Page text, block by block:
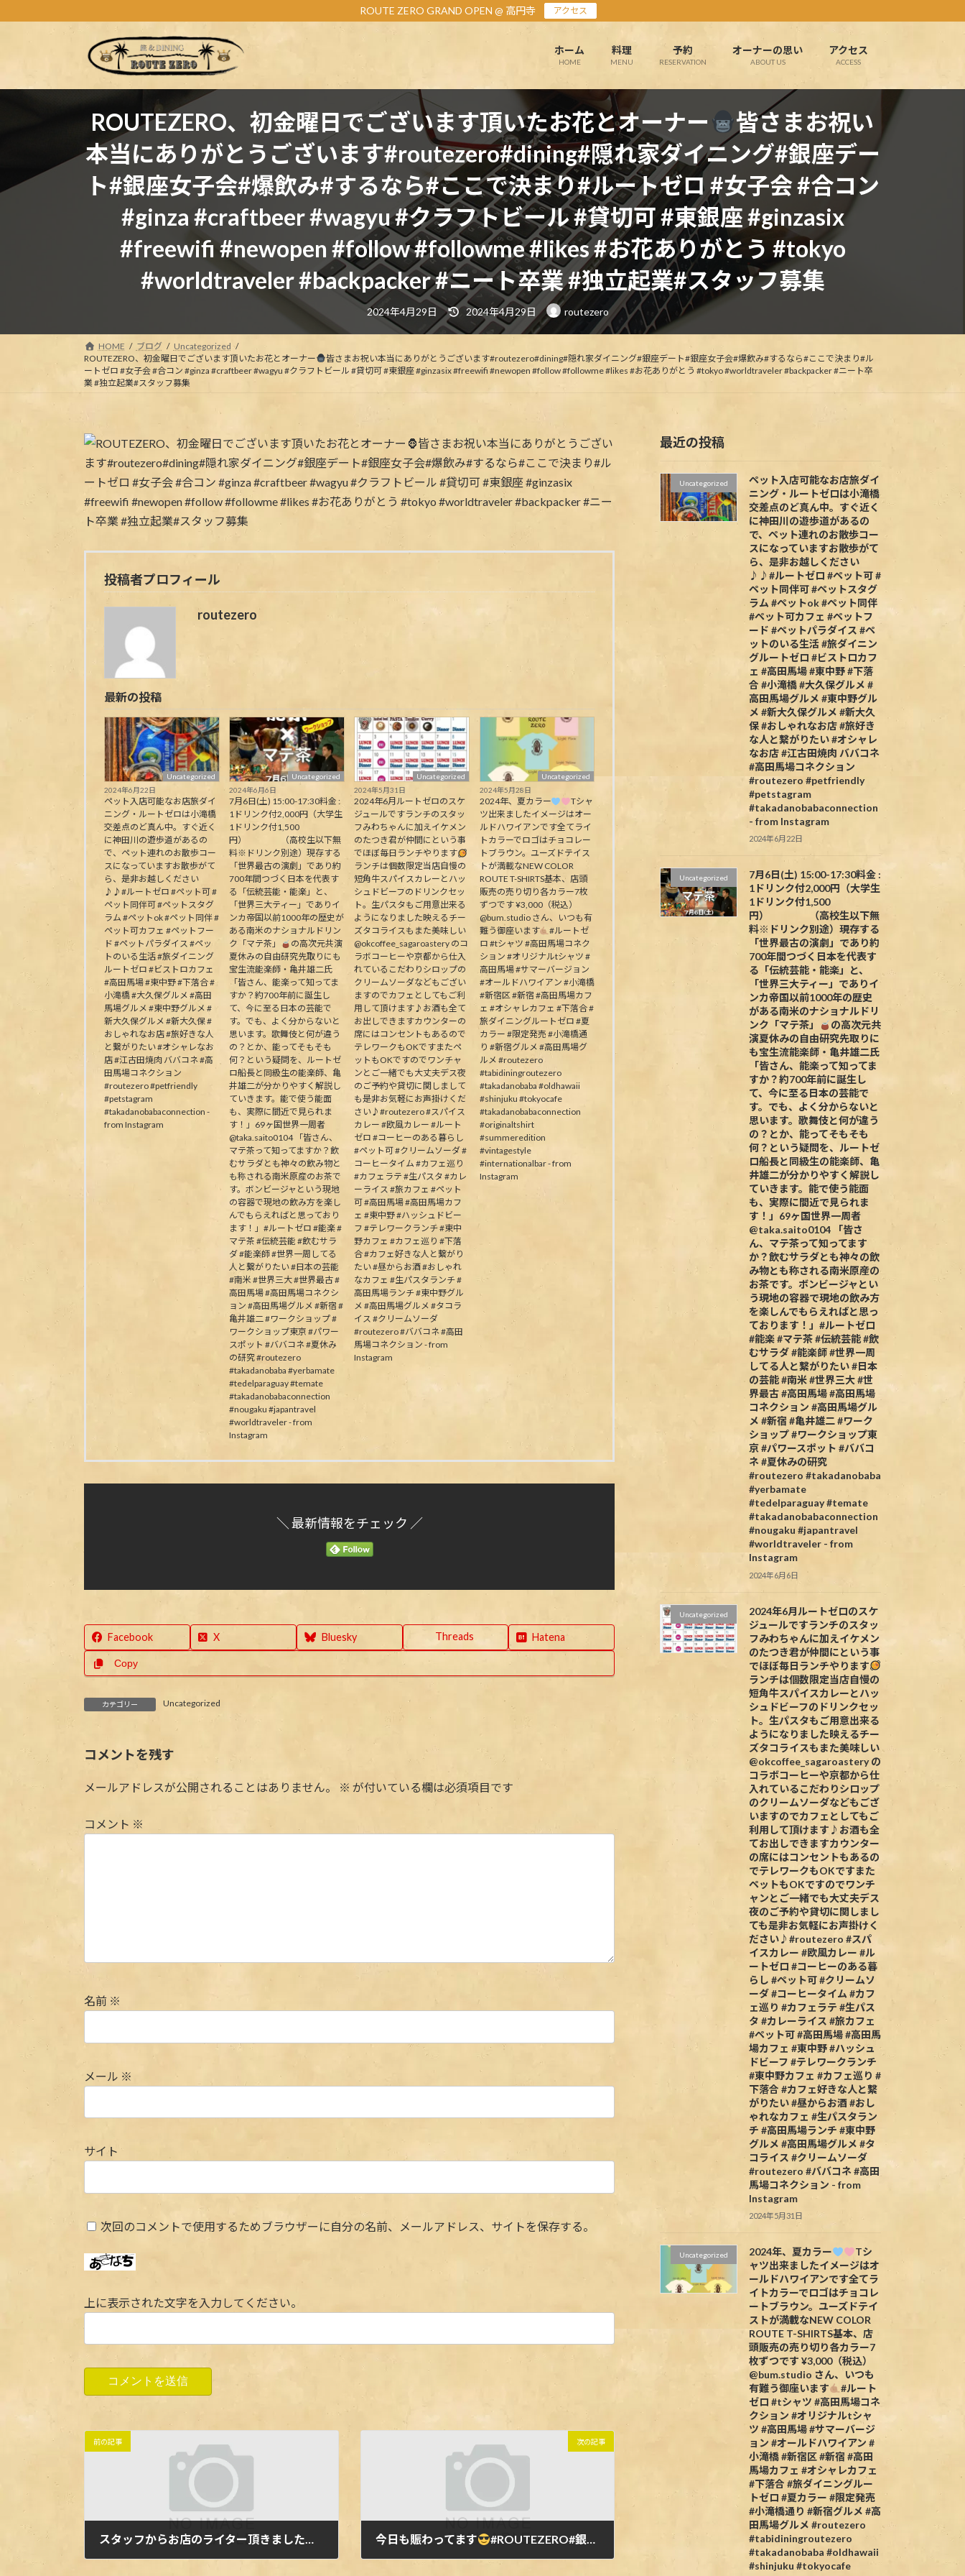
ン
ビ
ROUTE ZERO GRAND OPEN @ 高円寺 アクセス
ホーム
HOME
料理
MENU
予約
RESERVATION
オーナーの思い
ABOUT US
アクセス
ACCESS
ROUTEZERO、初金曜日でございます頂いたお花とオーナー
皆さまお祝い
本当にありがとうございます#routezero#dining#隠れ家ダイニング#銀座デー
ト#銀座女子会#爆飲み#するなら#ここで決まり#ルートゼロ #女子会 #合コン
#ginza #craftbeer #wagyu #クラフトビール #貸切可 #東銀座 #ginzasix
#freewifi #newopen #follow #followme #likes #お花ありがとう #tokyo
#worldtraveler #backpacker #ニート卒業 #独立起業#スタッフ募集
2024年4月29日
最
終
更
新
時
2024年4月29日 routezero
HOME ブログ
Uncategorized
ROUTEZERO、初金曜日でございます頂いたお花とオーナー
皆さまお祝い本当にありがとうございます#routezero#dining#隠れ家ダイニング#銀座デート#銀座女子会#爆飲み#するなら#ここで決まり#ル
ートゼロ #女子会 #合コン #ginza #craftbeer #wagyu #クラフトビール #貸切可 #東銀座 #ginzasix #freewifi #newopen #follow #followme #likes #お花ありがとう #tokyo #worldtraveler #backpacker #ニート卒
業 #独立起業#スタッフ募集
投稿者プロフィール
routezero
最新の投稿
Uncategorized
2024年6月22日
ペット入店可能なお店旅ダイ
ニング・ルートゼロは小滝橋
交差点のど真ん中。すぐ近く
に神田川の遊歩道があるの
で、ペット連れのお散歩コー
スになっていますお散歩がて
ら、是非お越しください
♪♪#ルートゼロ #ペット可 #
ペット同伴可 #ペットスタグ
ラム #ペットok #ペット同伴 #
ペット可カフェ #ペットフー
ド #ペットパラダイス #ペッ
トのいる生活 #旅ダイニング
ルートゼロ #ビストロカフェ
#高田馬場 #東中野 #下落合 #
小滝橋 #大久保グルメ #高田
馬場グルメ #東中野グルメ #
新大久保グルメ #新大久保 #
おしゃれなお店 #旅好きな人
と繋がりたい #オシャレなお
店 #江古田焼肉 ババコネ #高
田馬場コネクション
#routezero #petfriendly
#petstagram
#takadanobabaconnection -
from Instagram
Uncategorized
2024年6月6日
7月6日(土) 15:00-17:30料金 :
1ドリンク付2,000円（大学生
1ドリンク付1,500
円） （高校生以下無
料※ドリンク別途）現存する
「世界最古の演劇」であり約
700年間つづく日本を代表す
る「伝統芸能・能楽」と、
「世界三大ティー」でありイ
ンカ帝国以前1000年の歴史が
ある南米のナショナルドリン
ク「マテ茶」
の高次元共演
夏休みの自由研究先取りにも
宝生流能楽師・亀井雄二氏
「皆さん、能楽って知ってま
すか？約700年前に誕生し
て、今に至る日本の芸能で
す。でも、よく分からないと
思います。歌舞伎と何が違う
の？とか、能ってそもそも
何？という疑問を、ルートゼ
ロ船長と同級生の能楽師、亀
井雄二が分かりやすく解説し
ていきます。能で使う能面
も、実際に間近で見られま
す！」69ヶ国世界一周者
@taka.saito0104 「皆さん、
マテ茶って知ってますか？飲
むサラダとも神々の飲み物と
も称される南米原産のお茶で
す。ボンビージャという現地
の容器で現地の飲み方を楽し
んでもらえればと思っており
ます！」#ルートゼロ #能楽 #
マテ茶 #伝統芸能 #飲むサラ
ダ #能楽師 #世界一周してる
人と繋がりたい #日本の芸能
#南米 #世界三大 #世界最古 #
高田馬場 #高田馬場コネクシ
ョン #高田馬場グルメ #新宿 #
亀井雄二 #ワークショップ #
ワークショップ東京 #パワー
スポット #ババコネ #夏休み
の研究 #routezero
#takadanobaba #yerbamate
#tedelparaguay #temate
#takadanobabaconnection
#nougaku #japantravel
#worldtraveler - from
Instagram
Uncategorized
2024年5月31日
2024年6月ルートゼロのスケ
ジュールですランチのスタッ
フみわちゃんに加えイケメン
のたつき君が仲間にという事
でほぼ毎日ランチやります
ランチは個数限定当店自慢の
短角牛スパイスカレーとハッ
シュドビーフのドリンクセッ
ト。生パスタもご用意出来る
ようになりました映えるチー
ズタコライスもまた美味しい
@okcoffee_sagaroastery のコ
ラボコーヒーや京都から仕入
れているこだわりシロップの
クリームソーダなどもござい
ますのでカフェとしてもご利
用して頂けます♪お酒も全て
お出しできますカウンターの
席にはコンセントもあるので
テレワークもOKですまたペ
ットもOKですのでワンチャ
ンとご一緒でも大丈夫デス夜
のご予約や貸切に関しまして
も是非お気軽にお声掛けくだ
さい♪#routezero #スパイス
カレー #欧風カレー #ルート
ゼロ #コーヒーのある暮らし
#ペット可 #クリームソーダ #
コーヒータイム #カフェ巡り
#カフェラテ #生パスタ #カレ
ーライス #旅カフェ #ペット
可 #高田馬場 #高田馬場カフ
ェ #東中野 #ハッシュドビー
フ #テレワークランチ #東中
野カフェ #カフェ巡り #下落
合 #カフェ好きな人と繋がり
たい #昼からお酒 #おしゃれ
なカフェ #生パスタランチ #
高田馬場ランチ #東中野グル
メ #高田馬場グルメ #タコラ
イス #クリームソーダ
#routezero #ババコネ #高田
馬場コネクション - from
Instagram
Uncategorized
2024年5月28日
2024年、夏カラー
Tシャ
ツ出来ましたイメージはオー
ルドハワイアンです全てライ
トカラーでロゴはチョコレー
トブラウン。ユーズドテイス
トが満載なNEW COLOR
ROUTE T-SHIRTS基本、店頭
販売の売り切り各カラー7枚
ずつです ¥3,000（税込）
@bum.studio さん、いつも有
難う御座います
#ルートゼ
ロ #tシャツ #高田馬場コネク
ション #オリジナルtシャツ #
高田馬場 #サマーバージョン
#オールドハワイアン #小滝橋
#新宿区 #新宿 #高田馬場カフ
ェ #オシャレカフェ #下落合 #
旅ダイニングルートゼロ #夏
カラー #限定発売 #小滝橋通
り #新宿グルメ #高田馬場グ
ルメ #routezero
#tabidiningroutezero
#takadanobaba #oldhawaii
#shinjuku #tokyocafe
#takadanobabaconnection
#originaltshirt
#summeredition
#vintagestyle
#internationalbar - from
Instagram
＼ 最新情報をチェック ／
Facebook X Bluesky Threads Hatena
Copy
カテゴリー Uncategorized
コメントを残す
メールアドレスが公開されることはありません。 ※ が付いている欄は必須項目です
コメント ※
名前 ※
メール ※
サイト
次回のコメントで使用するためブラウザーに自分の名前、メールアドレス、サイトを保存する。
上に表示された文字を入力してください。
前の記事
スタッフからお店のライター頂きました！！ありがとうございます！先着２００名様です #Repost @gr_talflo_la with @repostapp・・・お店にプレゼント♡先着200名さま#ルートゼロ#ROUTEZERO#銀座#ginza#新橋#shinbashi#有楽町#テキーラ#tequila#ライター#オーナーへ#うちらからの#プレゼント##みのりはオレンジマン
次の記事
今日も賑わってます #ROUTEZERO#銀座#パリピ#フォトジェニック#爆飲み #bar #follow #followme #like#ルートゼロ #旅ダイニング #friends #ginza #party #ニューオープン#2017 #東銀座 #バー#貸切可 #newopen #ginza#tokyo #lol #ご来店お待ちしております #wagyu #ローストビーフ丼#広島牡蠣 #freewifi#肉バル#hotspot#スタッフ募集
最近の投稿
Uncategorized
ペット入店可能なお店旅ダイ
ニング・ルートゼロは小滝橋
交差点のど真ん中。すぐ近く
に神田川の遊歩道があるの
で、ペット連れのお散歩コー
スになっていますお散歩がて
ら、是非お越しください
♪♪#ルートゼロ #ペット可 #
ペット同伴可 #ペットスタグ
ラム #ペットok #ペット同伴
#ペット可カフェ #ペットフ
ード #ペットパラダイス #ペ
ットのいる生活 #旅ダイニン
グルートゼロ #ビストロカフ
ェ #高田馬場 #東中野 #下落
合 #小滝橋 #大久保グルメ #
高田馬場グルメ #東中野グル
メ #新大久保グルメ #新大久
保 #おしゃれなお店 #旅好き
な人と繋がりたい #オシャレ
なお店 #江古田焼肉 ババコネ
#高田馬場コネクション
#routezero #petfriendly
#petstagram
#takadanobabaconnection
- from Instagram
2024年6月22日
Uncategorized
7月6日(土) 15:00-17:30料金 :
1ドリンク付2,000円（大学生
1ドリンク付1,500
円） （高校生以下無
料※ドリンク別途）現存する
「世界最古の演劇」であり約
700年間つづく日本を代表す
る「伝統芸能・能楽」と、
「世界三大ティー」でありイ
ンカ帝国以前1000年の歴史
がある南米のナショナルドリ
ンク「マテ茶」
の高次元共
演夏休みの自由研究先取りに
も宝生流能楽師・亀井雄二氏
「皆さん、能楽って知ってま
すか？約700年前に誕生し
て、今に至る日本の芸能で
す。でも、よく分からないと
思います。歌舞伎と何が違う
の？とか、能ってそもそも
何？という疑問を、ルートゼ
ロ船長と同級生の能楽師、亀
井雄二が分かりやすく解説し
ていきます。能で使う能面
も、実際に間近で見られま
す！」69ヶ国世界一周者
@taka.saito0104 「皆さ
ん、マテ茶って知ってます
か？飲むサラダとも神々の飲
み物とも称される南米原産の
お茶です。ボンビージャとい
う現地の容器で現地の飲み方
を楽しんでもらえればと思っ
ております！」#ルートゼロ
#能楽 #マテ茶 #伝統芸能 #飲
むサラダ #能楽師 #世界一周
してる人と繋がりたい #日本
の芸能 #南米 #世界三大 #世
界最古 #高田馬場 #高田馬場
コネクション #高田馬場グル
メ #新宿 #亀井雄二 #ワーク
ショップ #ワークショップ東
京 #パワースポット #ババコ
ネ #夏休みの研究
#routezero #takadanobaba
#yerbamate
#tedelparaguay #temate
#takadanobabaconnection
#nougaku #japantravel
#worldtraveler - from
Instagram
2024年6月6日
Uncategorized
2024年6月ルートゼロのスケ
ジュールですランチのスタッ
フみわちゃんに加えイケメン
のたつき君が仲間にという事
でほぼ毎日ランチやります
ランチは個数限定当店自慢の
短角牛スパイスカレーとハッ
シュドビーフのドリンクセッ
ト。生パスタもご用意出来る
ようになりました映えるチー
ズタコライスもまた美味しい
@okcoffee_sagaroastery の
コラボコーヒーや京都から仕
入れているこだわりシロップ
のクリームソーダなどもござ
いますのでカフェとしてもご
利用して頂けます♪お酒も全
てお出しできますカウンター
の席にはコンセントもあるの
でテレワークもOKですまた
ペットもOKですのでワンチ
ャンとご一緒でも大丈夫デス
夜のご予約や貸切に関しまし
ても是非お気軽にお声掛けく
ださい♪#routezero #スパ
イスカレー #欧風カレー #ル
ートゼロ #コーヒーのある暮
らし #ペット可 #クリームソ
ーダ #コーヒータイム #カフ
ェ巡り #カフェラテ #生パス
タ #カレーライス #旅カフェ
#ペット可 #高田馬場 #高田馬
場カフェ #東中野 #ハッシュ
ドビーフ #テレワークランチ
#東中野カフェ #カフェ巡り #
下落合 #カフェ好きな人と繋
がりたい #昼からお酒 #おし
ゃれなカフェ #生パスタラン
チ #高田馬場ランチ #東中野
グルメ #高田馬場グルメ #タ
コライス #クリームソーダ
#routezero #ババコネ #高田
馬場コネクション - from
Instagram
2024年5月31日
Uncategorized 2024年、夏カラー
Tシ
ャツ出来ましたイメージはオ
ールドハワイアンです全てラ
イトカラーでロゴはチョコレ
ートブラウン。ユーズドテイ
ストが満載なNEW COLOR
ROUTE T-SHIRTS基本、店
頭販売の売り切り各カラー7
枚ずつです ¥3,000（税込）
@bum.studio さん、いつも
有難う御座います
#ルート
ゼロ #tシャツ #高田馬場コネ
クション #オリジナルtシャ
ツ #高田馬場 #サマーバージ
ョン #オールドハワイアン #
小滝橋 #新宿区 #新宿 #高田
馬場カフェ #オシャレカフェ
#下落合 #旅ダイニングルー
トゼロ #夏カラー #限定発売
#小滝橋通り #新宿グルメ #高
田馬場グルメ #routezero
#tabidiningroutezero
#takadanobaba #oldhawaii
#shinjuku #tokyocafe